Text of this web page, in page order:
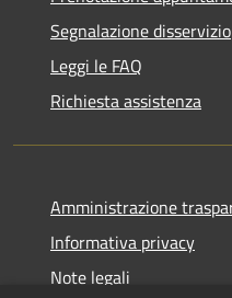
Segnalazione disservizio
Leggi le FAQ
Richiesta assistenza
Amministrazione
Informativa privacy
Note legali